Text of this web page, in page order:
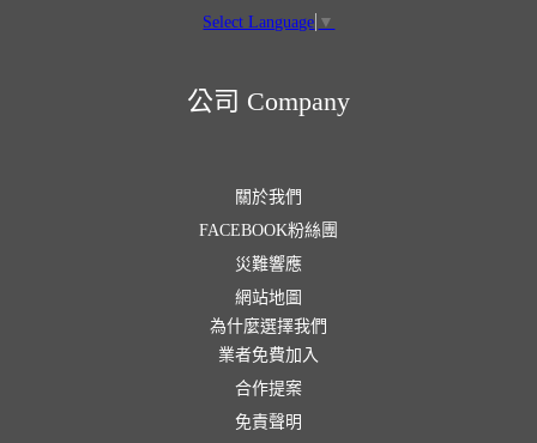
Select Language ▼
公司 Company
關於我們
FACEBOOK粉絲團
災難響應
網站地圖
為什麼選擇我們
業者免費加入
合作提案
免責聲明